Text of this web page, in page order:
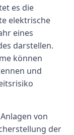
es die
elektrische
eines
darstellen.
können
und
von
der